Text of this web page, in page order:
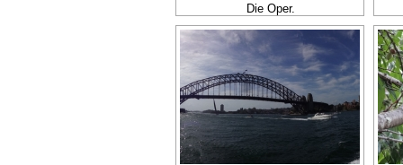
Die Oper.